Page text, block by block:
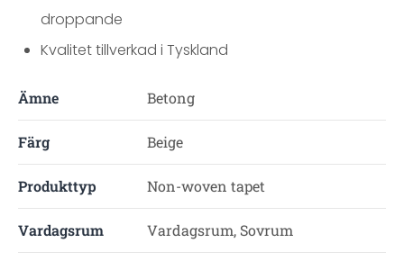
droppande
Kvalitet tillverkad i Tyskland
Ämne Betong
Färg Beige
Produkttyp Non-woven tapet
Vardagsrum Vardagsrum, Sovrum